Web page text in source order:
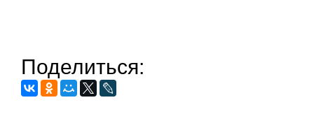
Поделиться: